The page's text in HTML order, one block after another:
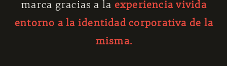
marca gracias a la experiencia vivida
entorno a la identidad corporativa de la
misma.